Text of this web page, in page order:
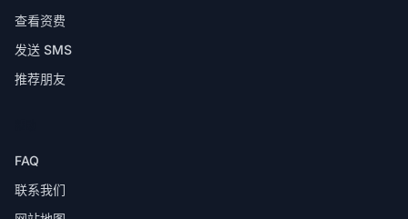
查看资费
发送 SMS
推荐朋友
FAQ
联系我们